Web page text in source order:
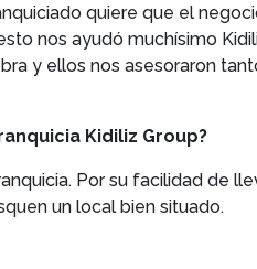
quiere que el
nos ayudó muchísimo
y ellos nos asesoraron
Kidiliz Group?
Por su facilidad de
un local bien situado.